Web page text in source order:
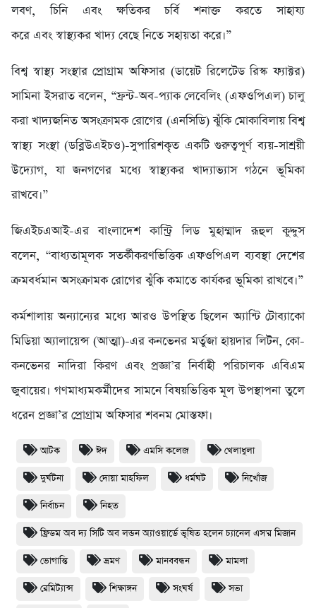
লবণ, চিনি এবং ক্ষতিকর চর্বি শনাক্ত করতে সাহায্য
করে এবং স্বাস্থ্যকর খাদ্য বেছে নিতে সহায়তা করে।”
বিশ্ব স্বাস্থ্য সংস্থার প্রোগ্রাম অফিসার (ডায়েট রিলেটেড রিস্ক ফ্যাক্টর)
সামিনা ইসরাত বলেন, “ফ্রন্ট-অব-প্যাক লেবেলিং (এফওপিএল) চালু
করা খাদ্যজনিত অসংক্রামক রোগের (এনসিডি) ঝুঁকি মোকাবিলায় বিশ্ব
স্বাস্থ্য সংস্থা (ডব্লিউএইচও)-সুপারিশকৃত একটি গুরুত্বপূর্ণ ব্যয়-সাশ্রয়ী
উদ্যোগ, যা জনগণের মধ্যে স্বাস্থ্যকর খাদ্যাভ্যাস গঠনে ভূমিকা
রাখবে।”
জিএইচএআই-এর বাংলাদেশ কান্ট্রি লিড মুহাম্মাদ রূহুল কুদ্দুস
বলেন, “বাধ্যতামূলক সতর্কীকরণভিত্তিক এফওপিএল ব্যবস্থা দেশের
ক্রমবর্ধমান অসংক্রামক রোগের ঝুঁকি কমাতে কার্যকর ভূমিকা রাখবে।”
কর্মশালায় অন্যান্যের মধ্যে আরও উপস্থিত ছিলেন অ্যান্টি টোব্যাকো
মিডিয়া অ্যালায়েন্স (আত্মা)-এর কনভেনর মর্তুজা হায়দার লিটন, কো-
কনভেনর নাদিরা কিরণ এবং প্রজ্ঞা’র নির্বাহী পরিচালক এবিএম
জুবায়ের। গণমাধ্যমকর্মীদের সামনে বিষয়ভিত্তিক মূল উপস্থাপনা তুলে
ধরেন প্রজ্ঞা’র প্রোগ্রাম অফিসার শবনম মোস্তফা।
আটক ঈদ এমসি কলেজ খেলাধুলা
দুর্ঘটনা দোয়া মাহফিল ধর্মঘট নিখোঁজ
নির্বাচন নিহত
ফ্রিডম অব দ্য সিটি অব লন্ডন অ্যাওয়ার্ডে ভূষিত হলেন চ্যানেল এস'র মিজান
ভোগান্তি ভ্রমণ মানববন্ধন মামলা
রেমিট্যান্স শিক্ষাঙ্গন সংঘর্ষ সভা